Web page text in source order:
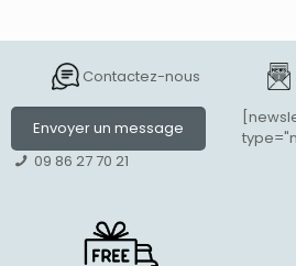
Contactez-nous
Envoyer un message
09 86 27 70 21